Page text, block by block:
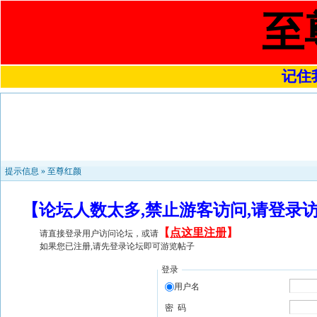
至
记住
提示信息 » 至尊红颜
【论坛人数太多,禁止游客访问,请登
请直接登录用户访问论坛，或请 【 点这里注册】
如果您已注册,请先登录论坛即可游览帖子
登录
用户名
密 码